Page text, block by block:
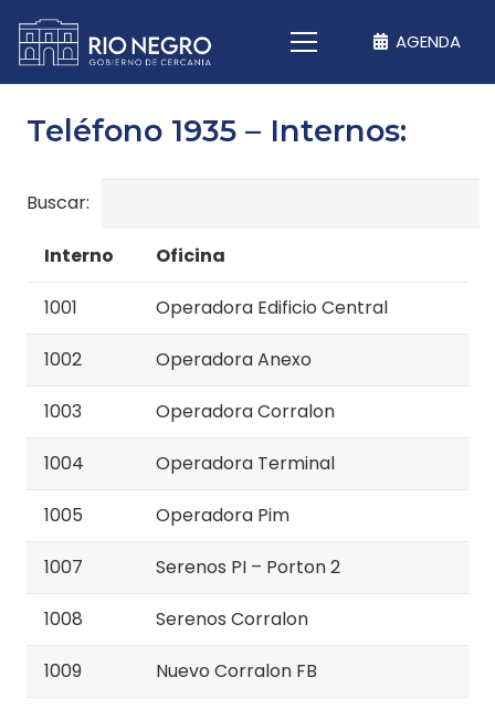
AGENDA
Teléfono 1935 – Internos:
Buscar:
Interno Oficina
1001 Operadora Edificio Central
1002 Operadora Anexo
1003 Operadora Corralon
1004 Operadora Terminal
1005 Operadora Pim
1007 Serenos PI – Porton 2
1008 Serenos Corralon
1009 Nuevo Corralon FB